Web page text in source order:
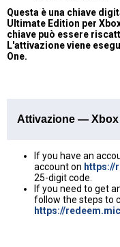
Questa è una chiave
Ultimate Edition per
chiave può essere
L'attivazione viene
One.
Attivazione — Xbox
If you have an
account on https://
25-digit code.
If you need to get
follow the steps to
https://